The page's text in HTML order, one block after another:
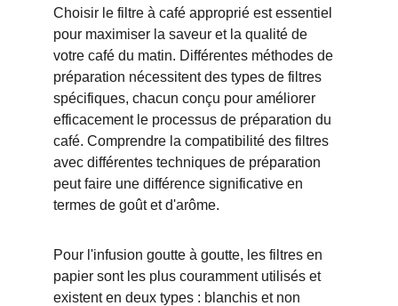
Choisir le filtre à café approprié est essentiel
pour maximiser la saveur et la qualité de
votre café du matin. Différentes méthodes de
préparation nécessitent des types de filtres
spécifiques, chacun conçu pour améliorer
efficacement le processus de préparation du
café. Comprendre la compatibilité des filtres
avec différentes techniques de préparation
peut faire une différence significative en
termes de goût et d'arôme.
Pour l'infusion goutte à goutte, les filtres en
papier sont les plus couramment utilisés et
existent en deux types : blanchis et non